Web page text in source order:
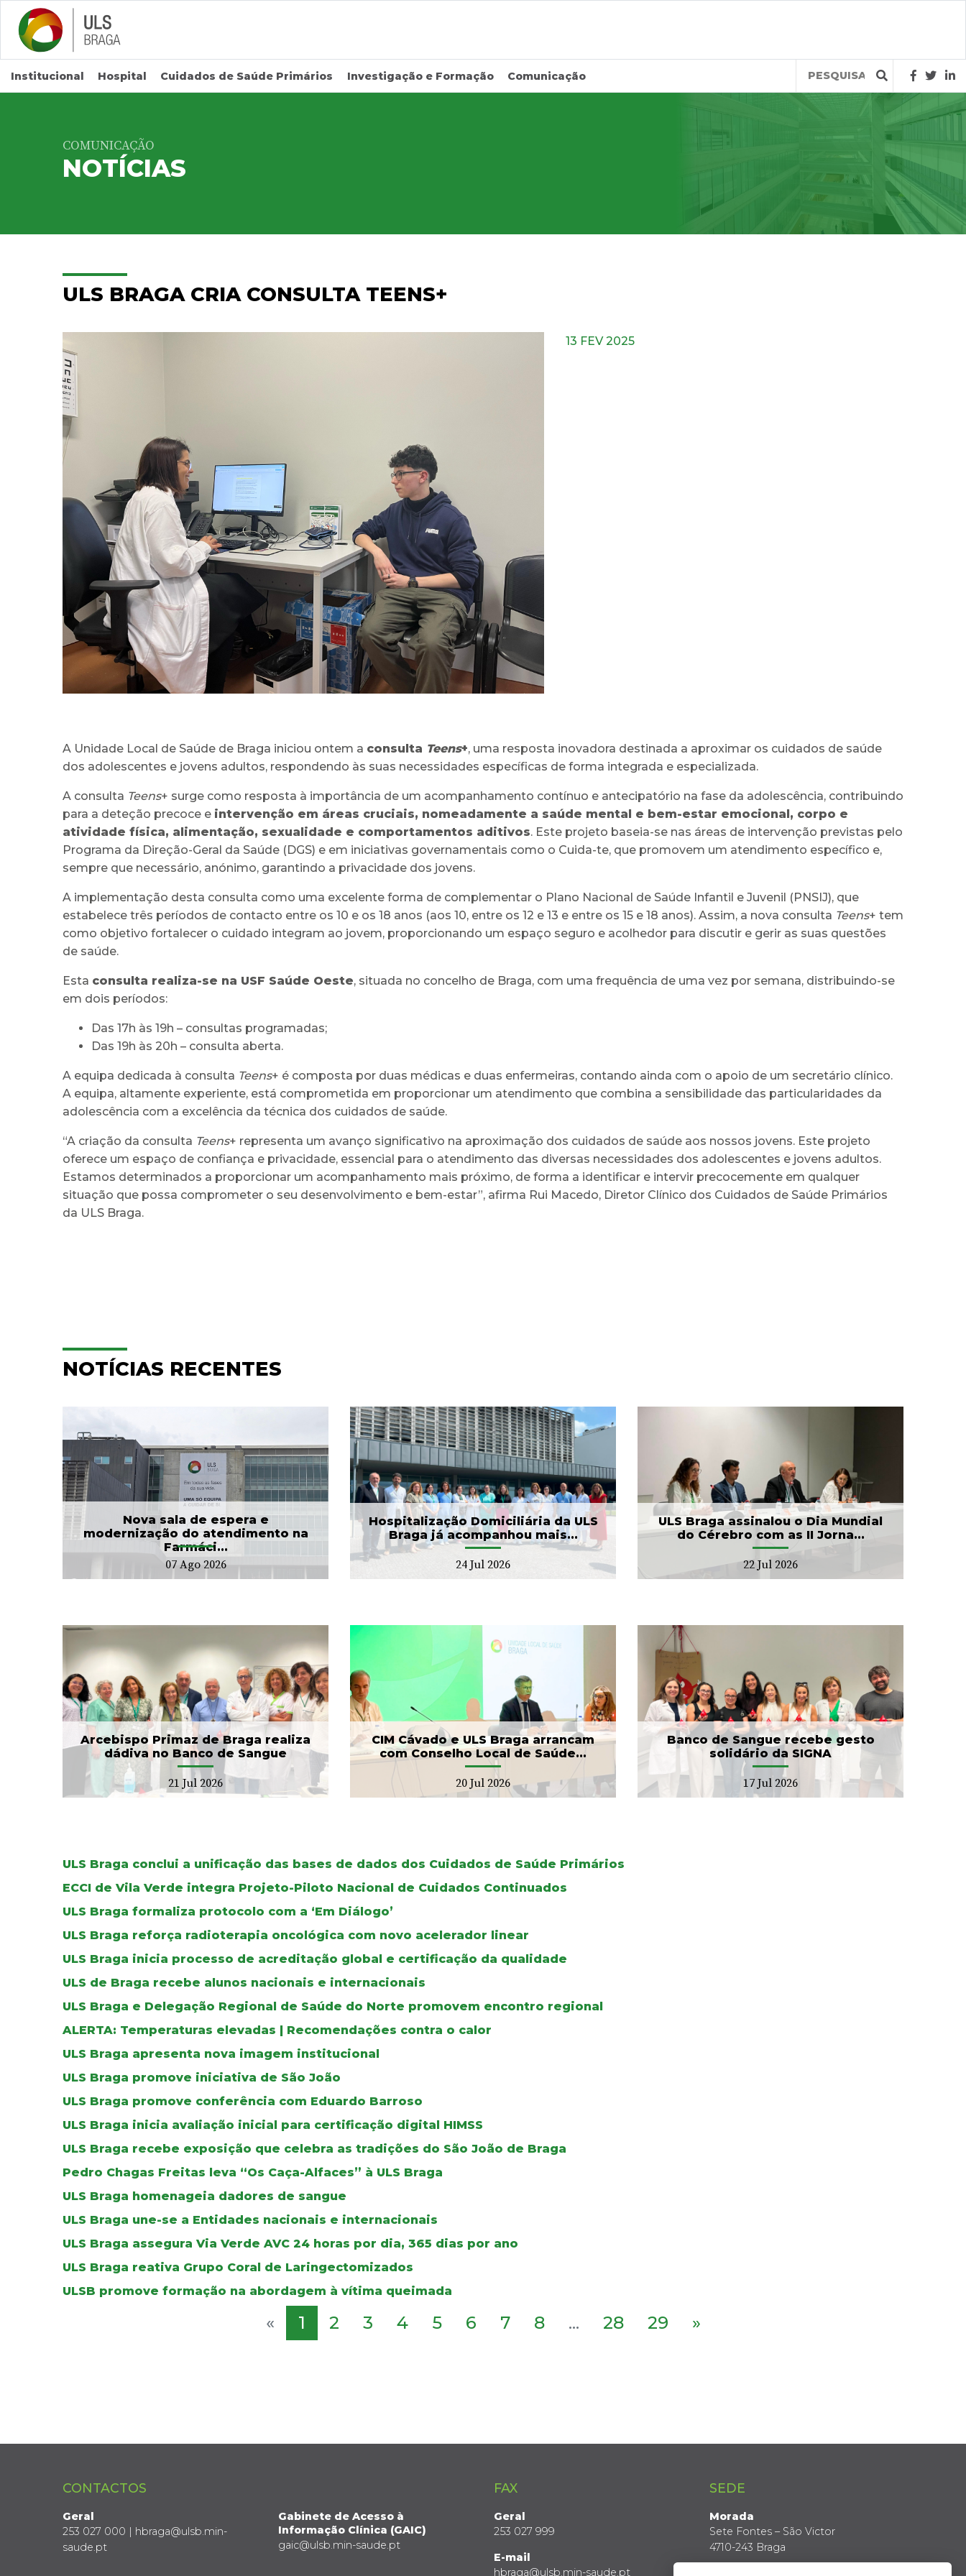
Saltar para conteúdo principal
Institucional Hospital Cuidados de Saúde Primários Investigação e Formação Comunicação
Query
COMUNICAÇÃO
NOTÍCIAS
ULS BRAGA CRIA CONSULTA TEENS+
13 FEV 2025
A Unidade Local de Saúde de Braga iniciou ontem a consulta Teens+, uma resposta inovadora destinada a aproximar os cuidados de saúde
dos adolescentes e jovens adultos, respondendo às suas necessidades específicas de forma integrada e especializada.
A consulta Teens+ surge como resposta à importância de um acompanhamento contínuo e antecipatório na fase da adolescência, contribuindo
para a deteção precoce e intervenção em áreas cruciais, nomeadamente a saúde mental e bem-estar emocional, corpo e
atividade física, alimentação, sexualidade e comportamentos aditivos. Este projeto baseia-se nas áreas de intervenção previstas pelo
Programa da Direção-Geral da Saúde (DGS) e em iniciativas governamentais como o Cuida-te, que promovem um atendimento específico e,
sempre que necessário, anónimo, garantindo a privacidade dos jovens.
A implementação desta consulta como uma excelente forma de complementar o Plano Nacional de Saúde Infantil e Juvenil (PNSIJ), que
estabelece três períodos de contacto entre os 10 e os 18 anos (aos 10, entre os 12 e 13 e entre os 15 e 18 anos). Assim, a nova consulta Teens+ tem
como objetivo fortalecer o cuidado integram ao jovem, proporcionando um espaço seguro e acolhedor para discutir e gerir as suas questões
de saúde.
Esta consulta realiza-se na USF Saúde Oeste, situada no concelho de Braga, com uma frequência de uma vez por semana, distribuindo-se
em dois períodos:
Das 17h às 19h – consultas programadas;
Das 19h às 20h – consulta aberta.
A equipa dedicada à consulta Teens+ é composta por duas médicas e duas enfermeiras, contando ainda com o apoio de um secretário clínico.
A equipa, altamente experiente, está comprometida em proporcionar um atendimento que combina a sensibilidade das particularidades da
adolescência com a excelência da técnica dos cuidados de saúde.
“A criação da consulta Teens+ representa um avanço significativo na aproximação dos cuidados de saúde aos nossos jovens. Este projeto
oferece um espaço de confiança e privacidade, essencial para o atendimento das diversas necessidades dos adolescentes e jovens adultos.
Estamos determinados a proporcionar um acompanhamento mais próximo, de forma a identificar e intervir precocemente em qualquer
situação que possa comprometer o seu desenvolvimento e bem-estar”, afirma Rui Macedo, Diretor Clínico dos Cuidados de Saúde Primários
da ULS Braga.
NOTÍCIAS RECENTES
Nova sala de espera e
modernização do atendimento na
Farmáci...
07 Ago 2026
Hospitalização Domiciliária da ULS
Braga já acompanhou mais...
24 Jul 2026
Hospitalização
Domiciliária da ULS Braga
já acompanhou mais...
24 Jul 2026
ULS Braga assinalou o Dia Mundial
do Cérebro com as II Jorna...
22 Jul 2026
ULS Braga assinalou o Dia
Mundial do Cérebro com
as II Jorna...
22 Jul 2026
Arcebispo Primaz de Braga realiza
dádiva no Banco de Sangue
21 Jul 2026
CIM Cávado e ULS Braga arrancam
com Conselho Local de Saúde...
20 Jul 2026
CIM Cávado e ULS Braga
arrancam com Conselho
Local de Saúde...
20 Jul 2026
Banco de Sangue recebe gesto
solidário da SIGNA
17 Jul 2026
Banco de Sangue recebe
gesto solidário da SIGNA
17 Jul 2026
ULS Braga conclui a unificação das bases de dados dos Cuidados de Saúde Primários
ECCI de Vila Verde integra Projeto-Piloto Nacional de Cuidados Continuados
ULS Braga formaliza protocolo com a ‘Em Diálogo’
ULS Braga reforça radioterapia oncológica com novo acelerador linear
ULS Braga inicia processo de acreditação global e certificação da qualidade
ULS de Braga recebe alunos nacionais e internacionais
ULS Braga e Delegação Regional de Saúde do Norte promovem encontro regional
ALERTA: Temperaturas elevadas | Recomendações contra o calor
ULS Braga apresenta nova imagem institucional
ULS Braga promove iniciativa de São João
ULS Braga promove conferência com Eduardo Barroso
ULS Braga inicia avaliação inicial para certificação digital HIMSS
ULS Braga recebe exposição que celebra as tradições do São João de Braga
Pedro Chagas Freitas leva “Os Caça-Alfaces” à ULS Braga
ULS Braga homenageia dadores de sangue
ULS Braga une-se a Entidades nacionais e internacionais
ULS Braga assegura Via Verde AVC 24 horas por dia, 365 dias por ano
ULS Braga reativa Grupo Coral de Laringectomizados
ULSB promove formação na abordagem à vítima queimada
« 1 2 3 4 5 6 7 8 ... 28 29 »
CONTACTOS
Geral
253 027 000 | hbraga@ulsb.min-
saude.pt
Gabinete de Acesso à
Informação Clínica (GAIC)
gaic@ulsb.min-saude.pt
FAX
Geral
253 027 999
E-mail
hbraga@ulsb.min-saude.pt
SEDE
Morada
Sete Fontes – São Victor
4710-243 Braga